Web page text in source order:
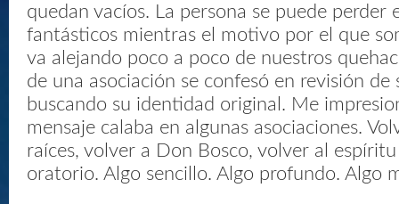
quedan vacíos. La persona se puede perder
fantásticos mientras el motivo por el que
va alejando poco a poco de nuestros
de una asociación se confesó en revisión de
buscando su identidad original. Me
mensaje calaba en algunas asociaciones.
raíces, volver a Don Bosco, volver al
oratorio. Algo sencillo. Algo profundo. Algo